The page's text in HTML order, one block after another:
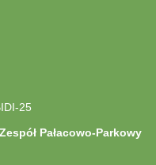
25
Pałacowo-Parkowy